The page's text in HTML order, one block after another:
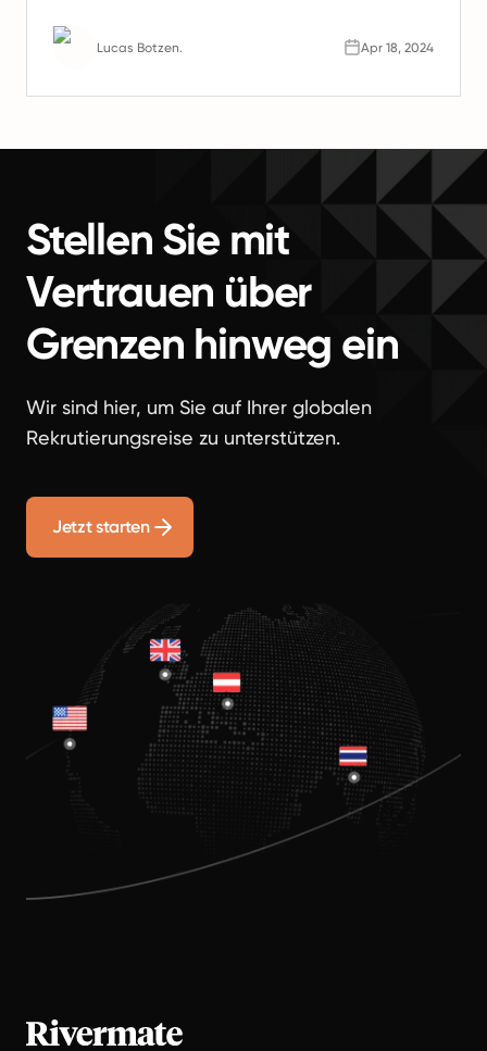
Remote-Teams die Zukunft der Arbeit sind.
Lucas Botzen. Apr 18, 2024
Stellen Sie mit
Vertrauen über
Grenzen hinweg ein
Wir sind hier, um Sie auf Ihrer globalen
Rekrutierungsreise zu unterstützen.
Jetzt starten